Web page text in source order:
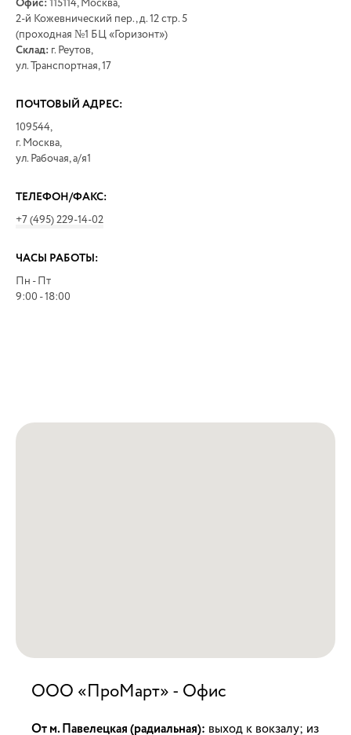
Офис:
2-й Кожевнический пер., д. 12 стр. 5
(проходная №1 БЦ «Горизонт»)
Склад: г. Реутов,
ул. Транспортная, 17
ПОЧТОВЫЙ АДРЕС:
109544,
г. Москва,
ул. Рабочая, а/я1
ТЕЛЕФОН/ФАКС:
+7 (495) 229-14-02
ЧАСЫ РАБОТЫ:
Пн - Пт
9:00 - 18:00
ООО «ПроМарт» - Офис
От м. Павелецкая (радиальная): выход к вокзалу; из